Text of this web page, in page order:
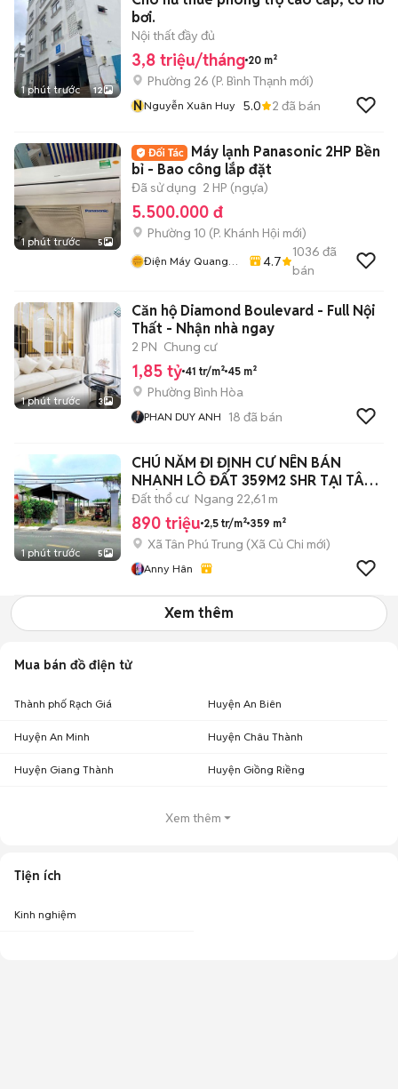
1 phút trước 12
bơi.
Nội thất đầy đủ
3,8 triệu/tháng 20 m²
Phường 26 (P. Bình Thạnh mới)
NNguyễn Xuân Huy 5.0 2 đã bán
1 phút trước 5
Máy lạnh Panasonic 2HP Bền
bỉ - Bao công lắp đặt
Đã sử dụng 2 HP (ngựa)
5.500.000 đ
Phường 10 (P. Khánh Hội mới)
Điện Máy Quang
4.7
1036 đã
bán
1 phút trước 3
Căn hộ Diamond Boulevard - Full Nội
Thất - Nhận nhà ngay
2 PN Chung cư
1,85 tỷ 41 tr/m² 45 m²
Phường Bình Hòa
PHAN DUY ANH 18 đã bán
1 phút trước 5
CHÚ NĂM ĐI ĐỊNH CƯ NÊN BÁN
NHANH LÔ ĐẤT 359M2 SHR TẠI TÂN
PHÚ TRUNG
Đất thổ cư Ngang 22,61 m
890 triệu 2,5 tr/m² 359 m²
Xã Tân Phú Trung (Xã Củ Chi mới)
Anny Hân
Xem thêm
Mua bán đồ điện tử
Thành phố Rạch Giá Huyện An Biên
Huyện An Minh Huyện Châu Thành
Huyện Giang Thành Huyện Giồng Riềng
Xem thêm
Tiện ích
Kinh nghiệm